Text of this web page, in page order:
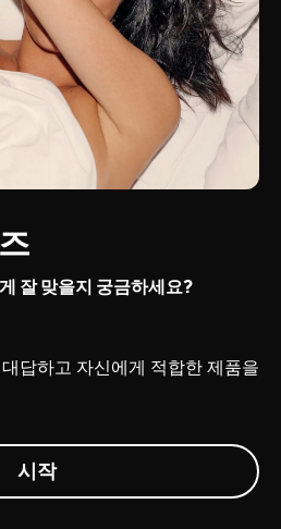
잘 맞을지 궁금하세요?
답하고 자신에게 적합한 제품을